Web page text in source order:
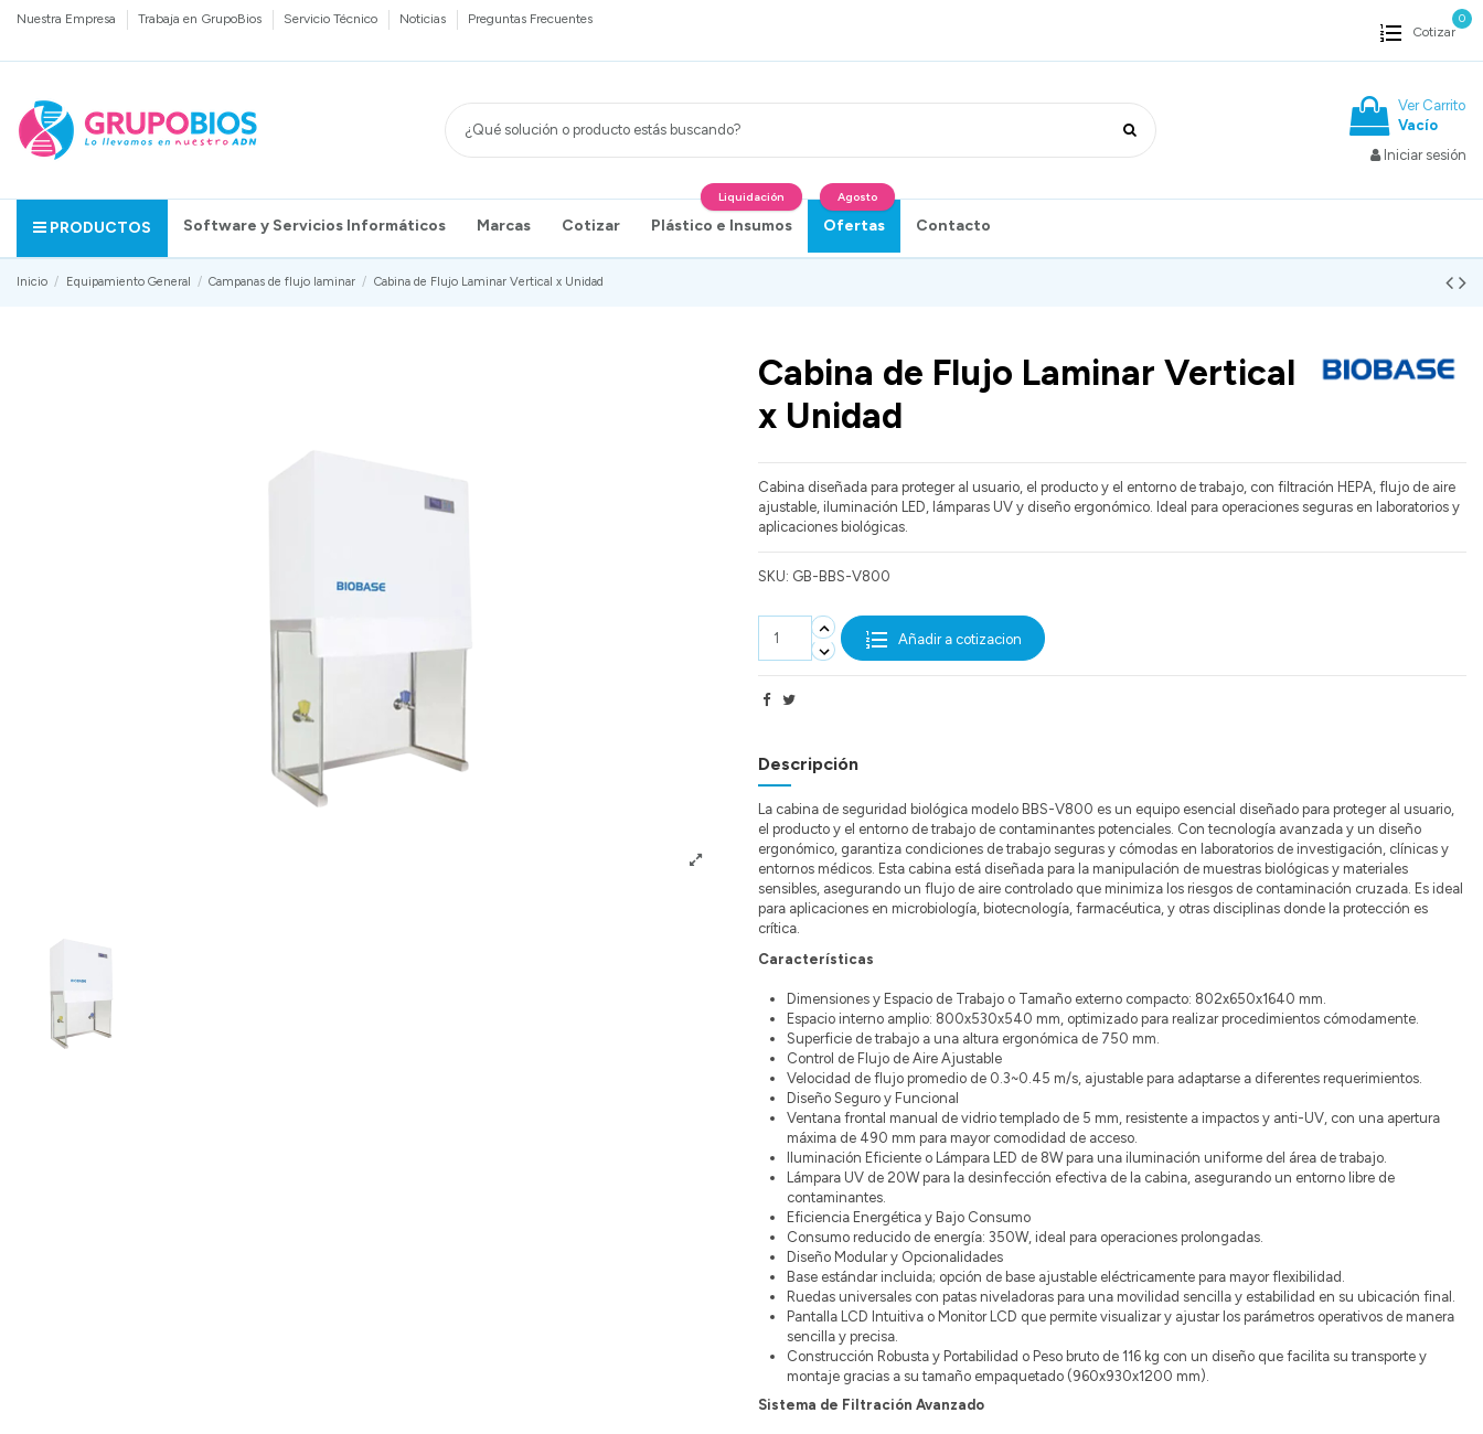
Nuestra Empresa Trabaja en GrupoBios Servicio Técnico Noticias
Preguntas Frecuentes
Cotizar
0
Ver Carrito
Vacío
Iniciar sesión
PRODUCTOS Software y Servicios Informáticos Marcas Cotizar Plástico e Insumos
Liquidación
Ofertas
Agosto
Contacto
Inicio Equipamiento General Campanas de flujo laminar Cabina de Flujo Laminar Vertical x Unidad
Cabina de Flujo Laminar Vertical
x Unidad
Cabina diseñada para proteger al usuario, el producto y el entorno de trabajo, con filtración HEPA, flujo de aire
ajustable, iluminación LED, lámparas UV y diseño ergonómico. Ideal para operaciones seguras en laboratorios y
aplicaciones biológicas.
SKU: GB-BBS-V800
Añadir a cotizacion
Descripción
La cabina de seguridad biológica modelo BBS-V800 es un equipo esencial diseñado para proteger al usuario,
el producto y el entorno de trabajo de contaminantes potenciales. Con tecnología avanzada y un diseño
ergonómico, garantiza condiciones de trabajo seguras y cómodas en laboratorios de investigación, clínicas y
entornos médicos. Esta cabina está diseñada para la manipulación de muestras biológicas y materiales
sensibles, asegurando un flujo de aire controlado que minimiza los riesgos de contaminación cruzada. Es ideal
para aplicaciones en microbiología, biotecnología, farmacéutica, y otras disciplinas donde la protección es
crítica.
Características
Dimensiones y Espacio de Trabajo o Tamaño externo compacto: 802x650x1640 mm.
Espacio interno amplio: 800x530x540 mm, optimizado para realizar procedimientos cómodamente.
Superficie de trabajo a una altura ergonómica de 750 mm.
Control de Flujo de Aire Ajustable
Velocidad de flujo promedio de 0.3~0.45 m/s, ajustable para adaptarse a diferentes requerimientos.
Diseño Seguro y Funcional
Ventana frontal manual de vidrio templado de 5 mm, resistente a impactos y anti-UV, con una apertura
máxima de 490 mm para mayor comodidad de acceso.
Iluminación Eficiente o Lámpara LED de 8W para una iluminación uniforme del área de trabajo.
Lámpara UV de 20W para la desinfección efectiva de la cabina, asegurando un entorno libre de
contaminantes.
Eficiencia Energética y Bajo Consumo
Consumo reducido de energía: 350W, ideal para operaciones prolongadas.
Diseño Modular y Opcionalidades
Base estándar incluida; opción de base ajustable eléctricamente para mayor flexibilidad.
Ruedas universales con patas niveladoras para una movilidad sencilla y estabilidad en su ubicación final.
Pantalla LCD Intuitiva o Monitor LCD que permite visualizar y ajustar los parámetros operativos de manera
sencilla y precisa.
Construcción Robusta y Portabilidad o Peso bruto de 116 kg con un diseño que facilita su transporte y
montaje gracias a su tamaño empaquetado (960x930x1200 mm).
Sistema de Filtración Avanzado